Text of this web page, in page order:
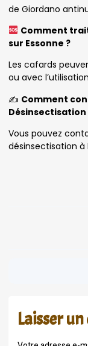
de Giordano
Comment
sur Essonne ?
Les cafards
ou avec
✍️ Comment
Désinsectisation
Vous pouvez
désinsectisation à
Laisser